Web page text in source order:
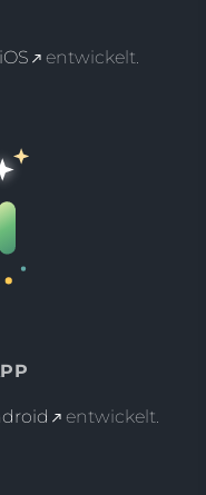
iOS entwickelt.
entwickelt.